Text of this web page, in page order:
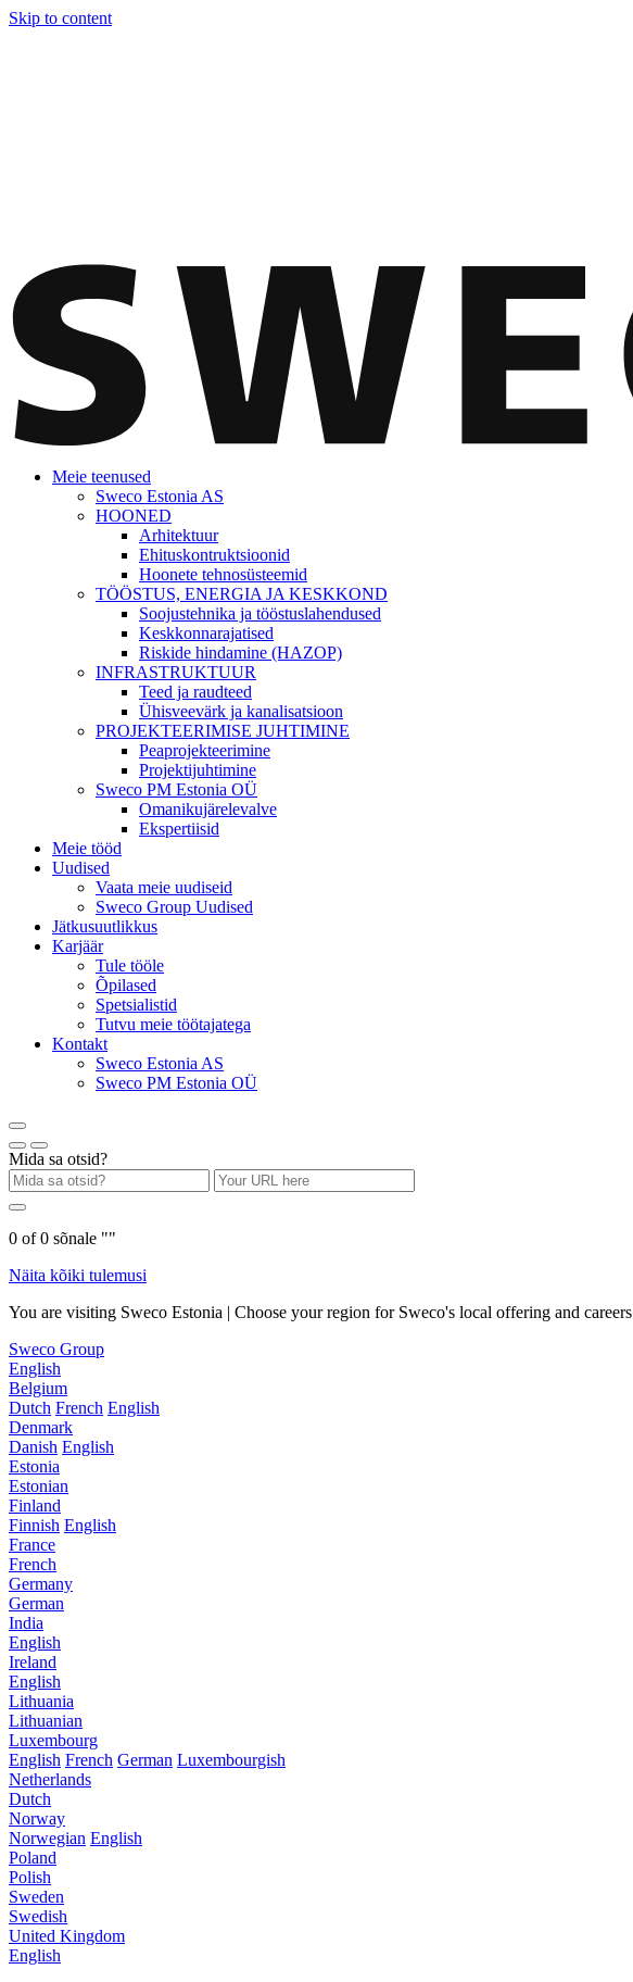
Skip to content
Meie teenused
Sweco Estonia AS
HOONED
Arhitektuur
Ehituskontruktsioonid
Hoonete tehnosüsteemid
TÖÖSTUS, ENERGIA JA KESKKOND
Soojustehnika ja tööstuslahendused
Keskkonnarajatised
Riskide hindamine (HAZOP)
INFRASTRUKTUUR
Teed ja raudteed
Ühisveevärk ja kanalisatsioon
PROJEKTEERIMISE JUHTIMINE
Peaprojekteerimine
Projektijuhtimine
Sweco PM Estonia OÜ
Omanikujärelevalve
Ekspertiisid
Meie tööd
Uudised
Vaata meie uudiseid
Sweco Group Uudised
Jätkusuutlikkus
Karjäär
Tule tööle
Õpilased
Spetsialistid
Tutvu meie töötajatega
Kontakt
Sweco Estonia AS
Sweco PM Estonia OÜ
Mida sa otsid?
0 of0 sõnale ""
Näita kõiki tulemusi
You are visiting Sweco Estonia | Choose your region for Sweco's local offering and careers
Sweco Group
English
Belgium
Dutch French English
Denmark
Danish English
Estonia
Estonian
Finland
Finnish English
France
French
Germany
German
India
English
Ireland
English
Lithuania
Lithuanian
Luxembourg
English French German Luxembourgish
Netherlands
Dutch
Norway
Norwegian English
Poland
Polish
Sweden
Swedish
United Kingdom
English